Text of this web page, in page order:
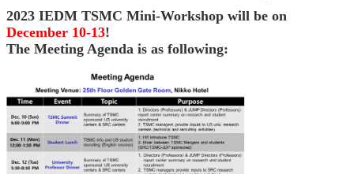
首
頁
新
室
行
事
曆
常
2023 IEDM TSMC Mini-Workshop will be on
December 10-13!
The Meeting Agenda is as following: